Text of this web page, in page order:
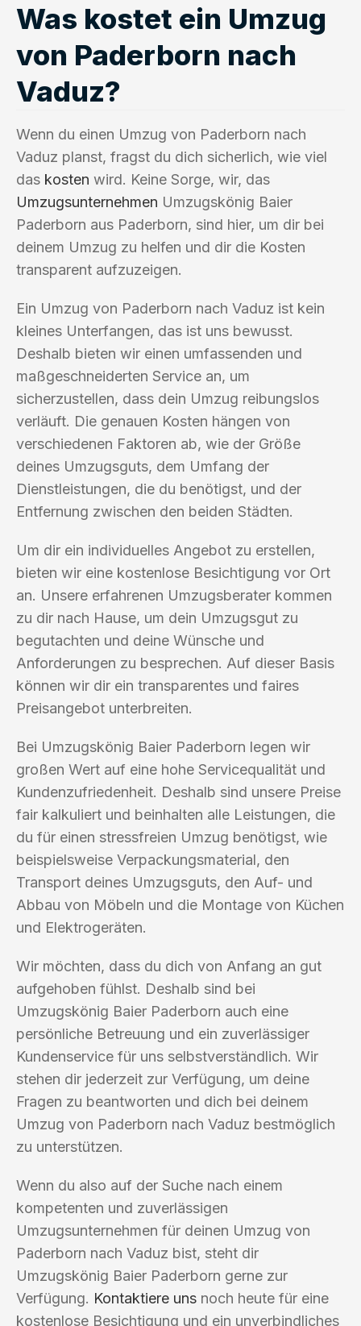
Was kostet ein Umzug
von Paderborn nach
Vaduz?
Wenn du einen Umzug von Paderborn nach
Vaduz planst, fragst du dich sicherlich, wie viel
das kosten wird. Keine Sorge, wir, das
Umzugsunternehmen Umzugskönig Baier
Paderborn aus Paderborn, sind hier, um dir bei
deinem Umzug zu helfen und dir die Kosten
transparent aufzuzeigen.
Ein Umzug von Paderborn nach Vaduz ist kein
kleines Unterfangen, das ist uns bewusst.
Deshalb bieten wir einen umfassenden und
maßgeschneiderten Service an, um
sicherzustellen, dass dein Umzug reibungslos
verläuft. Die genauen Kosten hängen von
verschiedenen Faktoren ab, wie der Größe
deines Umzugsguts, dem Umfang der
Dienstleistungen, die du benötigst, und der
Entfernung zwischen den beiden Städten.
Um dir ein individuelles Angebot zu erstellen,
bieten wir eine kostenlose Besichtigung vor Ort
an. Unsere erfahrenen Umzugsberater kommen
zu dir nach Hause, um dein Umzugsgut zu
begutachten und deine Wünsche und
Anforderungen zu besprechen. Auf dieser Basis
können wir dir ein transparentes und faires
Preisangebot unterbreiten.
Bei Umzugskönig Baier Paderborn legen wir
großen Wert auf eine hohe Servicequalität und
Kundenzufriedenheit. Deshalb sind unsere Preise
fair kalkuliert und beinhalten alle Leistungen, die
du für einen stressfreien Umzug benötigst, wie
beispielsweise Verpackungsmaterial, den
Transport deines Umzugsguts, den Auf- und
Abbau von Möbeln und die Montage von Küchen
und Elektrogeräten.
Wir möchten, dass du dich von Anfang an gut
aufgehoben fühlst. Deshalb sind bei
Umzugskönig Baier Paderborn auch eine
persönliche Betreuung und ein zuverlässiger
Kundenservice für uns selbstverständlich. Wir
stehen dir jederzeit zur Verfügung, um deine
Fragen zu beantworten und dich bei deinem
Umzug von Paderborn nach Vaduz bestmöglich
zu unterstützen.
Wenn du also auf der Suche nach einem
kompetenten und zuverlässigen
Umzugsunternehmen für deinen Umzug von
Paderborn nach Vaduz bist, steht dir
Umzugskönig Baier Paderborn gerne zur
Verfügung. Kontaktiere uns noch heute für eine
kostenlose Besichtigung und ein unverbindliches